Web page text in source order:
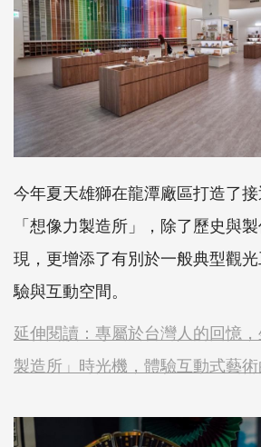
今年夏天雄獅在龍潭廠區打造了
「想像力製造所」，除了歷史與
現，更增添了有別於一般典型觀
驗與互動空間。
延伸閱讀：專屬於台灣人的回憶
製造所」時光機，體驗互動式藝術